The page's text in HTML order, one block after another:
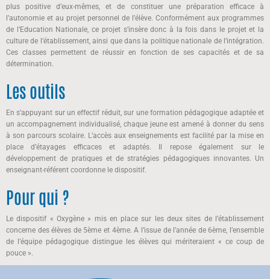
plus positive d’eux-mêmes, et de constituer une préparation efficace à
l’autonomie et au projet personnel de l’élève. Conformément aux programmes
de l’Education Nationale, ce projet s’insère donc à la fois dans le projet et la
culture de l’établissement, ainsi que dans la politique nationale de l’intégration.
Ces classes permettent de réussir en fonction de ses capacités et de sa
détermination.
Les outils
En s’appuyant sur un effectif réduit, sur une formation pédagogique adaptée et
un accompagnement individualisé, chaque jeune est amené à donner du sens
à son parcours scolaire. L’accès aux enseignements est facilité par la mise en
place d’étayages efficaces et adaptés. Il repose également sur le
développement de pratiques et de stratégies pédagogiques innovantes. Un
enseignant-référent coordonne le dispositif.
Pour qui ?
Le dispositif « Oxygène » mis en place sur les deux sites de l’établissement
concerne des élèves de 5ème et 4ème. A l’issue de l’année de 6ème, l’ensemble
de l’équipe pédagogique distingue les élèves qui mériteraient « ce coup de
pouce ».